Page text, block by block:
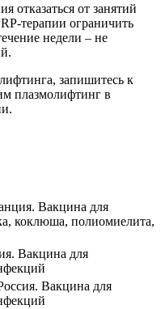
отказаться от занятий
терапии ограничить
недели – не
запишитесь к
плазмолифтинг в
Вакцина для
коклюша, полиомиелита,
Вакцина для
Вакцина для